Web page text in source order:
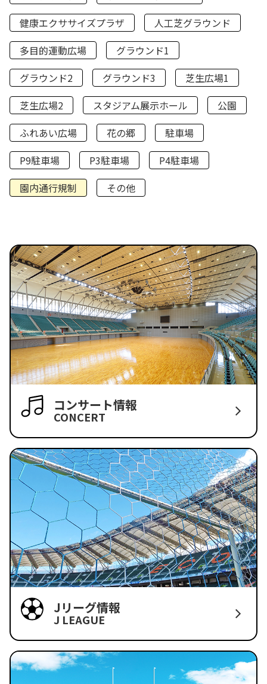
健康エクササイズプラザ
人工芝グラウンド
多目的運動広場
グラウンド1
グラウンド2
グラウンド3
芝生広場1
芝生広場2
スタジアム展示ホール
公園
ふれあい広場
花の郷
駐車場
P9駐車場
P3駐車場
P4駐車場
園内通行規制
その他
コンサート情報
CONCERT
Jリーグ情報
J LEAGUE